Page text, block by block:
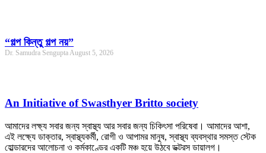
“গল্প কিন্তু গল্প নয়”
Dr. Samudra SenguptaAugust 5, 2026
An Initiative of Swasthyer Britto society
আমাদের লক্ষ্য সবার জন্য স্বাস্থ্য আর সবার জন্য চিকিৎসা পরিষেবা। আমাদের আশা,
এই লক্ষ্যে ডাক্তার, স্বাস্থ্যকর্মী, রোগী ও আপামর মানুষ, স্বাস্থ্য ব্যবস্থার সমস্ত স্টেক
হোল্ডারদের আলোচনা ও কর্মকাণ্ডের একটি মঞ্চ হয়ে উঠবে ডক্টরস ডায়ালগ।